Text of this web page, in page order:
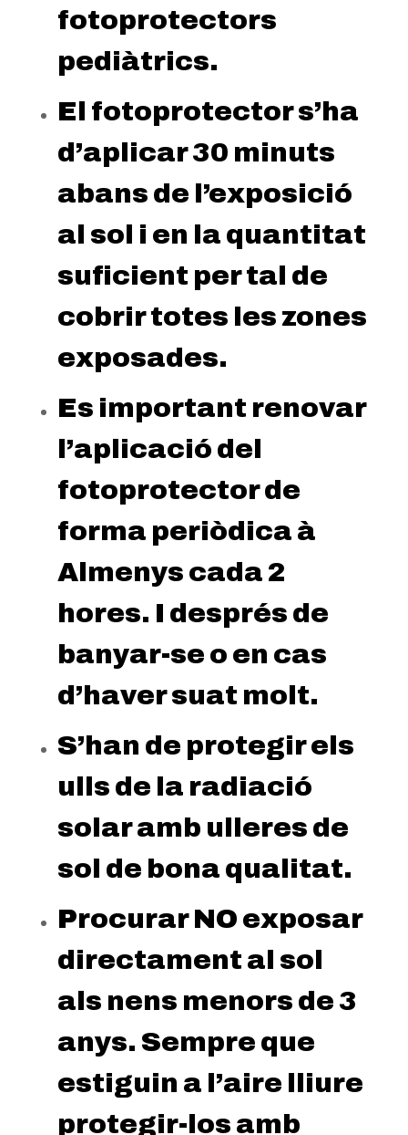
fotoprotectors
pediàtrics.
El fotoprotector s’ha
d’aplicar 30 minuts
abans de l’exposició
al sol i en la quantitat
suficient per tal de
cobrir totes les zones
exposades.
Es important renovar
l’aplicació del
fotoprotector de
forma periòdica à
Almenys cada 2
hores. I després de
banyar-se o en cas
d’haver suat molt.
S’han de protegir els
ulls de la radiació
solar amb ulleres de
sol de bona qualitat.
Procurar NO exposar
directament al sol
als nens menors de 3
anys. Sempre que
estiguin a l’aire lliure
protegir-los amb